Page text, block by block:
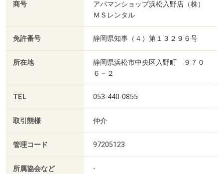
商号
アパマンショップ浜松入野店（株）
ＭＳレンタル
免許番号 静岡県知事（４）第１３２９６号
所在地
静岡県浜松市中央区入野町 ９７０
６－２
TEL 053-440-0855
取引態様 仲介
管理コード 97205123
所属協会など -